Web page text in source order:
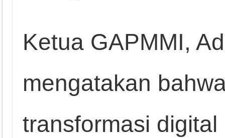
Ketua GAPMMI,
mengatakan
transformasi